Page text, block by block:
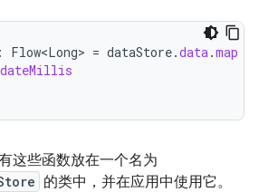
Flow<Long> = dataStore.data.map
这些函数放在一个名为
的类中，并在应用中使用它。